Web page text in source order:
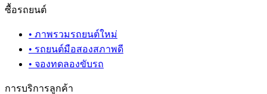
ซื้อรถยนต์
• ภาพรวมรถยนต์ใหม่
• รถยนต์มือสองสภาพดี
• จองทดลองขับรถ
การบริการลูกค้า